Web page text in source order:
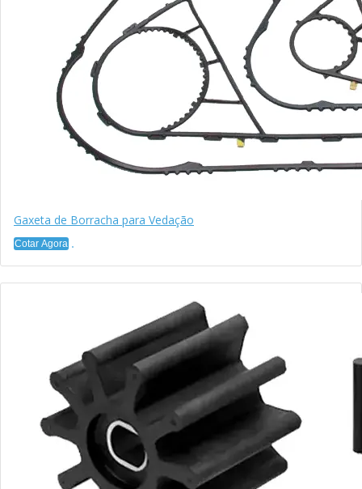
Gaxeta de Borracha para Vedação
Cotar Agora